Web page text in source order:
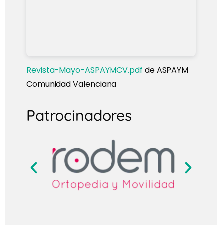
Revista-Mayo-ASPAYMCV.pdf de ASPAYM
Comunidad Valenciana
Patrocinadores